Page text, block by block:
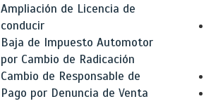
Ampliación de Licencia de
conducir
Baja de Impuesto Automotor
por Cambio de Radicación
Cambio de Responsable de
Pago por Denuncia de Venta